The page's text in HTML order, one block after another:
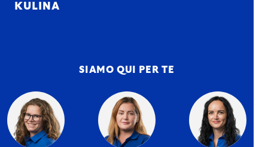
KULINA
SIAMO QUI PER TE